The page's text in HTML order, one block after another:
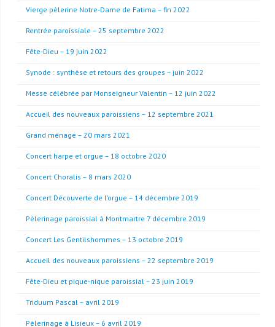
Vierge pèlerine Notre-Dame de Fatima – fin 2022
Rentrée paroissiale – 25 septembre 2022
Fête-Dieu – 19 juin 2022
Synode : synthèse et retours des groupes – juin 2022
Messe célébrée par Monseigneur Valentin – 12 juin 2022
Accueil des nouveaux paroissiens – 12 septembre 2021
Grand ménage – 20 mars 2021
Concert harpe et orgue – 18 octobre 2020
Concert Choralis – 8 mars 2020
Concert Découverte de l’orgue – 14 décembre 2019
Pèlerinage paroissial à Montmartre 7 décembre 2019
Concert Les Gentilshommes – 13 octobre 2019
Accueil des nouveaux paroissiens – 22 septembre 2019
Fête-Dieu et pique-nique paroissial – 23 juin 2019
Triduum Pascal – avril 2019
Pèlerinage à Lisieux – 6 avril 2019